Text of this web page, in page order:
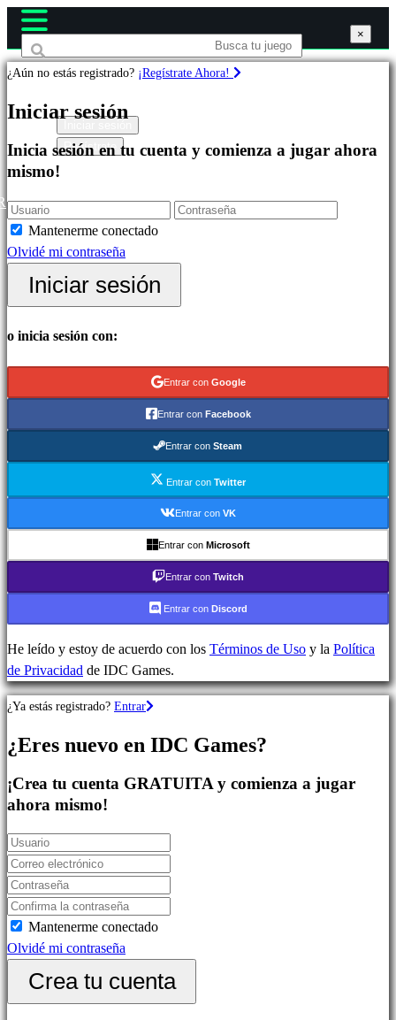
Juegos
Destacados
Novedades
Free
to
Play
Categorías
Juegos
Juegos
Juegos
Juegos
RPG
deportes
Shooters
Juegos
de
casual
Juegos
de
Juegos
de
puzles
Juegos
de
Regístrate
×
¿Aún no estás registrado? ¡Regístrate Ahora!
Iniciar sesión
Inicia sesión en tu cuenta y comienza a jugar ahora
mismo!
Mantenerme conectado
Olvidé mi contraseña
Iniciar sesión
o inicia sesión con:
Entrar con Google
Entrar con Facebook
Entrar con Steam
Entrar con Twitter
Entrar con VK
Entrar con Microsoft
Entrar con Twitch
Entrar con Discord
He leído y estoy de acuerdo con los Términos de Uso y la Política
de Privacidad de IDC Games.
×
¿Ya estás registrado? Entrar
¿Eres nuevo en IDC Games?
¡Crea tu cuenta GRATUITA y comienza a jugar
ahora mismo!
Mantenerme conectado
Olvidé mi contraseña
Crea tu cuenta
×